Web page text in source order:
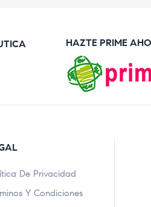
HAZTE PRIME
De Privacidad
Y Condiciones